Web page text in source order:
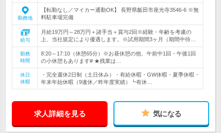
勤務地
【転勤なし／マイカー通勤OK】 長野県飯田市座光寺3546‐6 ※無
料駐車場完備
給与
月給19万円～28万円＋諸手当＋賞与2回※経験・年齢を考慮の
上、当社規定により優遇します。※試用期間3ヶ月（期間中待…
勤務
時間
8:20～17:10（休憩65分）※お昼休憩の他、午前中1回・午後1回
の小休憩もあります# ★残業は…
休日
休暇
・完全週休2日制（土日休み）・有給休暇・GW休暇・夏季休暇・
年末年始休暇（9連休／昨年度実績）┗有休…
求人詳細を見る 気になる